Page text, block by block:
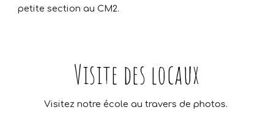
petite section au CM2.
Visite des locaux
Visitez notre école au travers de photos.